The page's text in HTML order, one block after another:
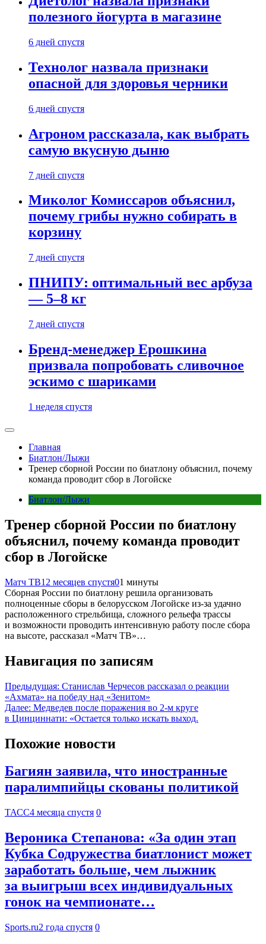
полезного йогурта в магазине
6 дней спустя
Технолог назвала признаки
опасной для здоровья черники
6 дней спустя
Агроном рассказала, как выбрать
самую вкусную дыню
7 дней спустя
Миколог Комиссаров объяснил,
почему грибы нужно собирать в
корзину
7 дней спустя
ПНИПУ: оптимальный вес арбуза
— 5–8 кг
7 дней спустя
Бренд-менеджер Ерошкина
призвала попробовать сливочное
эскимо с шариками
1 неделя спустя
Главная
Биатлон/Лыжи
Тренер сборной России по биатлону объяснил, почему
команда проводит сбор в Логойске
Биатлон/Лыжи
Тренер сборной России по биатлону
объяснил, почему команда проводит
сбор в Логойске
Матч ТВ12 месяцев спустя01 минуты
Сборная России по биатлону решила организовать
полноценные сборы в белорусском Логойске из‑за удачно
расположенного стрельбища, сложного рельефа трассы
и возможности проводить интенсивную работу после сбора
на высоте, рассказал «Матч ТВ»…
Навигация по записям
Предыдущая: Станислав Черчесов рассказал о реакции
«Ахмата» на победу над «Зенитом»
Далее: Медведев после поражения во 2-м круге
в Цинциннати: «Остается только искать выход.
Похожие новости
Багиян заявила, что иностранные
паралимпийцы скованы политикой
ТАСС4 месяца спустя 0
Вероника Степанова: «За один этап
Кубка Содружества биатлонист может
заработать больше, чем лыжник
за выигрыш всех индивидуальных
гонок на чемпионате…
Sports.ru2 года спустя 0